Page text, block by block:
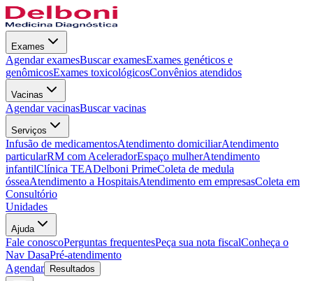
Exames
Agendar examesBuscar examesExames genéticos e
genômicosExames toxicológicosConvênios atendidos
Vacinas
Agendar vacinasBuscar vacinas
Serviços
Infusão de medicamentosAtendimento domiciliarAtendimento
particularRM com AceleradorEspaço mulherAtendimento
infantilClínica TEADelboni PrimeColeta de medula
ósseaAtendimento a HospitaisAtendimento em empresasColeta em
Consultório
Unidades
Ajuda
Fale conoscoPerguntas frequentesPeça sua nota fiscalConheça o
Nav DasaPré-atendimento
Agendar
Resultados